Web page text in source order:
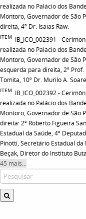
realizada no Palácio dos
Montoro, Governador de São
direita, 4º Dr. Isaías Raw.
ITEM IB_ICO_002391 -
realizada no Palácio dos
Montoro, Governador de São
esquerda para direita, 2º
Tomita, 10º Dr. Murilo A.
ITEM IB_ICO_002392 -
realizada no Palácio dos
Montoro, Governador de São
direita: 2º Roberto Figueira
Estadual da Saúde, 4º
Pinotti, Secretário Estadual da
Beçak, Diretor do Instituto
45 mais...